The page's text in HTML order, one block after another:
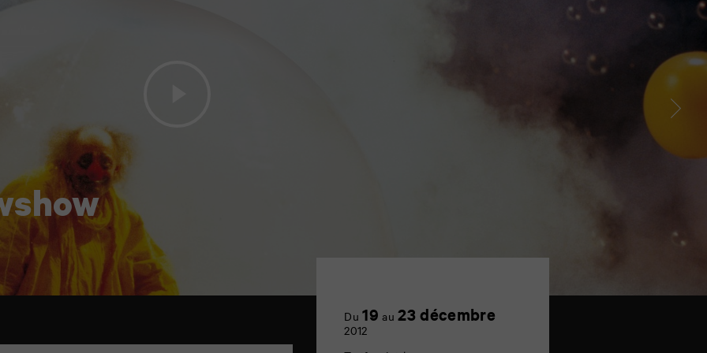
Achetez
en
ligne
Du 19 au23 décembre
2012